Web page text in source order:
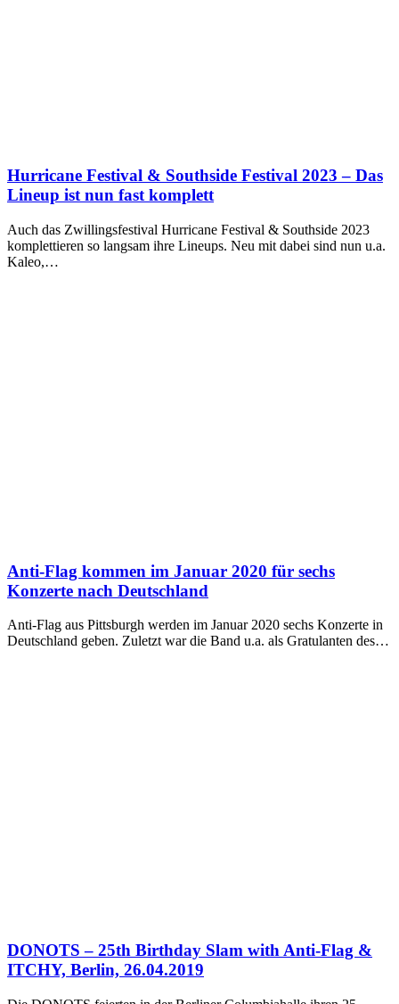
Hurricane Festival & Southside Festival 2023 – Das
Lineup ist nun fast komplett
Auch das Zwillingsfestival Hurricane Festival & Southside 2023
komplettieren so langsam ihre Lineups. Neu mit dabei sind nun u.a.
Kaleo,…
Anti-Flag kommen im Januar 2020 für sechs
Konzerte nach Deutschland
Anti-Flag aus Pittsburgh werden im Januar 2020 sechs Konzerte in
Deutschland geben. Zuletzt war die Band u.a. als Gratulanten des…
DONOTS – 25th Birthday Slam with Anti-Flag &
ITCHY, Berlin, 26.04.2019